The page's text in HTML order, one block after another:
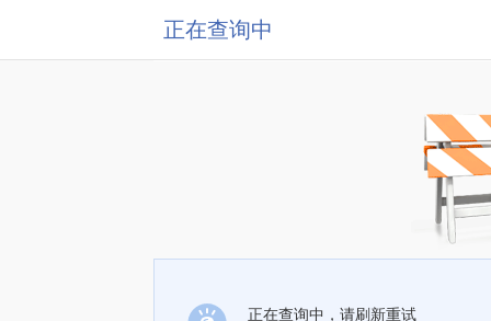
正在查询中
正在查询中，请刷新重试